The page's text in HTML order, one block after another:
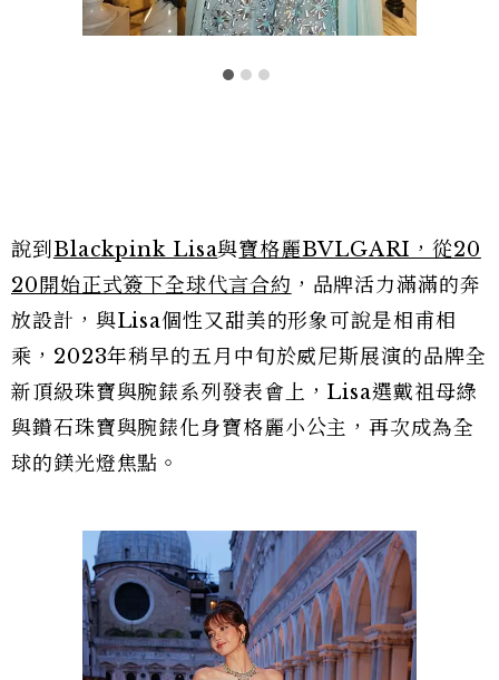
說到Blackpink Lisa與寶格麗BVLGARI，從20
20開始正式簽下全球代言合約 ，品牌活力滿滿的奔
放設計，與Lisa個性又甜美的形象可說是相甫相
乘，2023年稍早的五月中旬於威尼斯展演的品牌全
新頂級珠寶與腕錶系列發表會上，Lisa選戴祖母綠
與鑽石珠寶與腕錶化身寶格麗小公主，再次成為全
球的鎂光燈焦點。